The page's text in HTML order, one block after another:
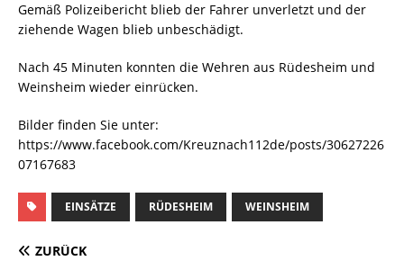
Gemäß Polizeibericht blieb der Fahrer unverletzt und der
ziehende Wagen blieb unbeschädigt.
Nach 45 Minuten konnten die Wehren aus Rüdesheim und
Weinsheim wieder einrücken.
Bilder finden Sie unter:
https://www.facebook.com/Kreuznach112de/posts/30627226
07167683
EINSÄTZE RÜDESHEIM WEINSHEIM
ZURÜCK